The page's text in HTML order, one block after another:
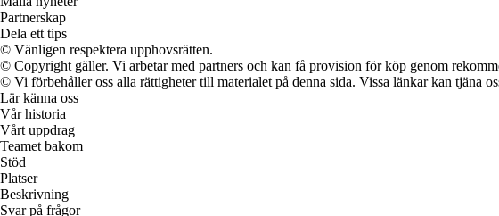
Partnerskap
Dela ett tips
© Vänligen respektera upphovsrätten.
© Copyright gäller. Vi arbetar med partners och kan få provision för köp genom
© Vi förbehåller oss alla rättigheter till materialet på denna sida. Vissa länkar kan tjäna
Lär känna oss
Vår historia
Vårt uppdrag
Teamet bakom
Stöd
Platser
Beskrivning
Svar på frågor